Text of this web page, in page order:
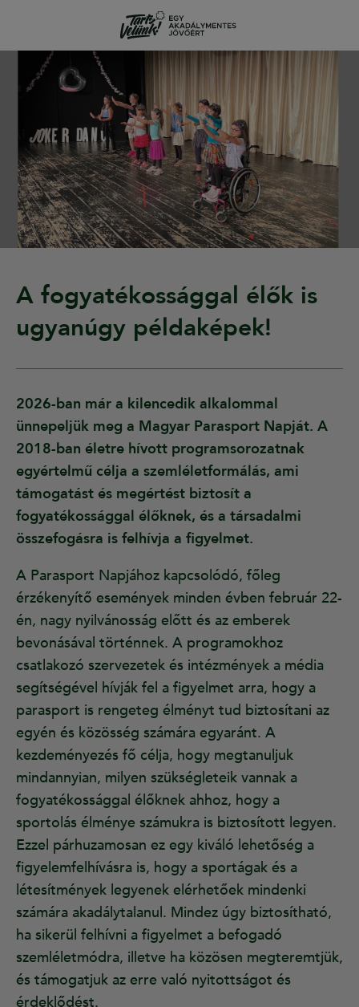
A fogyatékossággal élők is
ugyanúgy példaképek!
2026-ban már a kilencedik alkalommal
ünnepeljük meg a Magyar Parasport Napját. A
2018-ban életre hívott programsorozatnak
egyértelmű célja a szemléletformálás, ami
támogatást és megértést biztosít a
fogyatékossággal élőknek, és a társadalmi
összefogásra is felhívja a figyelmet.
A Parasport Napjához kapcsolódó, főleg
érzékenyítő események minden évben február 22-
én, nagy nyilvánosság előtt és az emberek
bevonásával történnek. A programokhoz
csatlakozó szervezetek és intézmények a média
segítségével hívják fel a figyelmet arra, hogy a
parasport is rengeteg élményt tud biztosítani az
egyén és közösség számára egyaránt. A
kezdeményezés fő célja, hogy megtanuljuk
mindannyian, milyen szükségleteik vannak a
fogyatékossággal élőknek ahhoz, hogy a
sportolás élménye számukra is biztosított legyen.
Ezzel párhuzamosan ez egy kiváló lehetőség a
figyelemfelhívásra is, hogy a sportágak és a
létesítmények legyenek elérhetőek mindenki
számára akadálytalanul. Mindez úgy biztosítható,
ha sikerül felhívni a figyelmet a befogadó
szemléletmódra, illetve ha közösen megteremtjük,
és támogatjuk az erre való nyitottságot és
érdeklődést.